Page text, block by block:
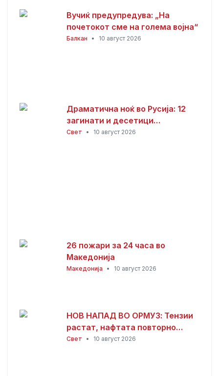
Вучиќ предупредува: „На
почетокот сме на голема војна“
Балкан • 10 август 2026
Драматична ноќ во Русија: 12
загинати и десетици
повредени во напад со дронови
Свет • 10 август 2026
26 пожари за 24 часа во
Македонија
Македонија • 10 август 2026
НОВ НАПАД ВО ОРМУЗ: Тензии
растат, нафтата повторно
поскапува
Свет • 10 август 2026